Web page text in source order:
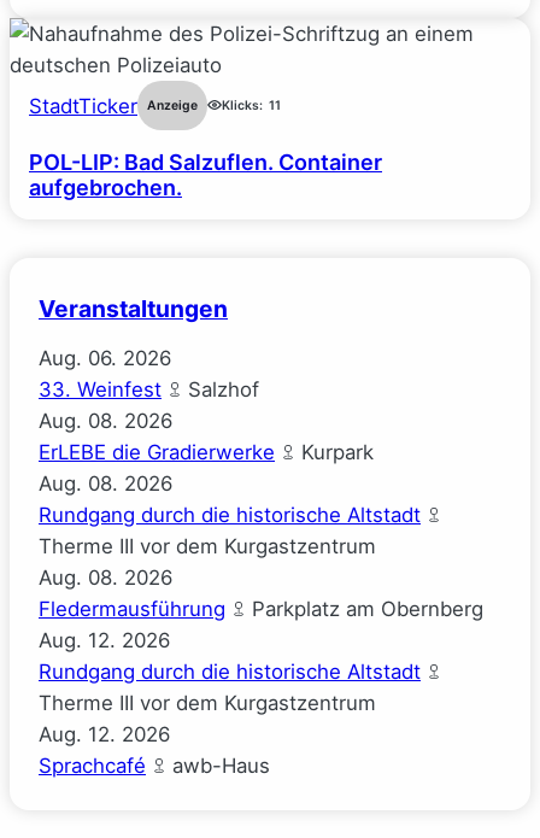
StadtTicker Anzeige Klicks: 11
POL-LIP: Bad Salzuflen. Container
aufgebrochen.
Veranstaltungen
Aug. 06. 2026
33. Weinfest
Salzhof
Aug. 08. 2026
ErLEBE die Gradierwerke
Kurpark
Aug. 08. 2026
Rundgang durch die historische Altstadt
Therme III vor dem Kurgastzentrum
Aug. 08. 2026
Fledermausführung
Parkplatz am Obernberg
Aug. 12. 2026
Rundgang durch die historische Altstadt
Therme III vor dem Kurgastzentrum
Aug. 12. 2026
Sprachcafé
awb-Haus